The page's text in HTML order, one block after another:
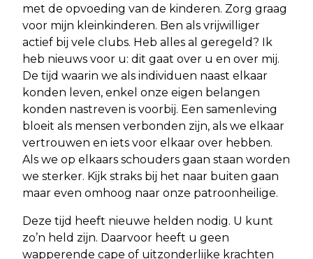
met de opvoeding van de kinderen. Zorg graag
voor mijn kleinkinderen. Ben als vrijwilliger
actief bij vele clubs. Heb alles al geregeld? Ik
heb nieuws voor u: dit gaat over u en over mij.
De tijd waarin we als individuen naast elkaar
konden leven, enkel onze eigen belangen
konden nastreven is voorbij. Een samenleving
bloeit als mensen verbonden zijn, als we elkaar
vertrouwen en iets voor elkaar over hebben.
Als we op elkaars schouders gaan staan worden
we sterker. Kijk straks bij het naar buiten gaan
maar even omhoog naar onze patroonheilige.
Deze tijd heeft nieuwe helden nodig. U kunt
zo’n held zijn. Daarvoor heeft u geen
wapperende cape of uitzonderlijke krachten